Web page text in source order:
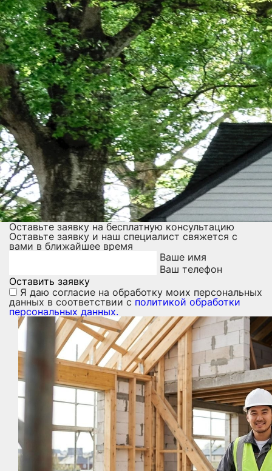
Оставьте заявку на бесплатную консультацию
Оставьте заявку и наш специалист свяжется с
вами в ближайшее время
Ваше имя
Ваш телефон
Оставить заявку
Я даю согласие на обработку моих персональных
данных в соответствии с политикой обработки
персональных данных.